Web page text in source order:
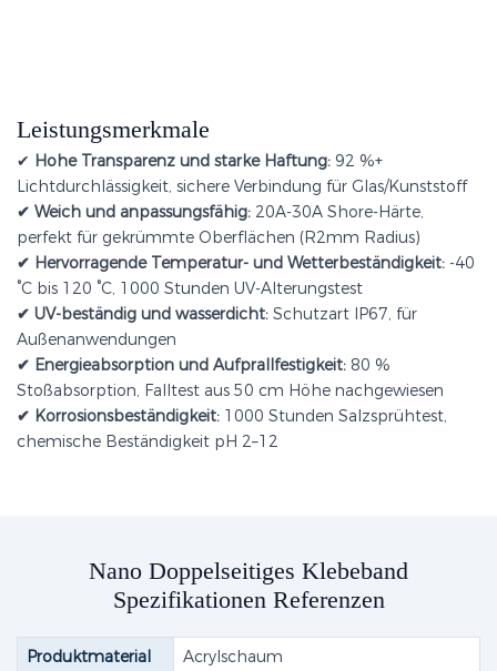
Leistungsmerkmale
✔ Hohe Transparenz und starke Haftung: 92 %+
Lichtdurchlässigkeit, sichere Verbindung für Glas/Kunststoff
✔ Weich und anpassungsfähig: 20A-30A Shore-Härte,
perfekt für gekrümmte Oberflächen (R2mm Radius)
✔ Hervorragende Temperatur- und Wetterbeständigkeit: -40
°C bis 120 °C, 1000 Stunden UV-Alterungstest
✔ UV-beständig und wasserdicht: Schutzart IP67, für
Außenanwendungen
✔ Energieabsorption und Aufprallfestigkeit: 80 %
Stoßabsorption, Falltest aus 50 cm Höhe nachgewiesen
✔ Korrosionsbeständigkeit: 1000 Stunden Salzsprühtest,
chemische Beständigkeit pH 2–12
Nano Doppelseitiges Klebeband
Spezifikationen Referenzen
Produktmaterial Acrylschaum